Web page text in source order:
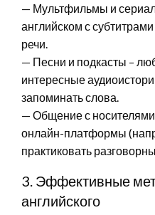
— Мультфильмы и
английском с
речи.
— Песни и подкасты –
интересные
запоминать слова.
— Общение с
онлайн-платформы
практиковать
3. Эффективные
английского